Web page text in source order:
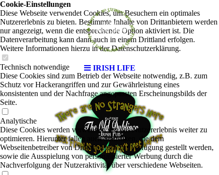
IRISH LIFE
Cookie-Einstellungen
Diese Webseite verwendet Cookies, um Besuchern ein optimales
Nutzererlebnis zu bieten. Bestimmte Inhalte von Drittanbietern werden
nur angezeigt, wenn die entsprechende Option aktiviert ist. Die
Datenverarbeitung kann dann auch in einem Drittland erfolgen.
Weitere Informationen hierzu in der Datenschutzerklärung.
Technisch notwendige
Diese Cookies sind zum Betrieb der Webseite notwendig, z.B. zum
Schutz vor Hackerangriffen und zur Gewährleistung eines
konsistenten und der Nachfrage angepassten Erscheinungsbilds der
Seite.
Analytische
Diese Cookies werden verwendet, um das Nutzererlebnis weiter zu
optimieren. Hierunter fallen auch Statistiken, die dem
Webseitenbetreiber von Drittanbietern zur Verfügung gestellt werden,
sowie die Ausspielung von personalisierter Werbung durch die
Nachverfolgung der Nutzeraktivität über verschiedene Webseiten.